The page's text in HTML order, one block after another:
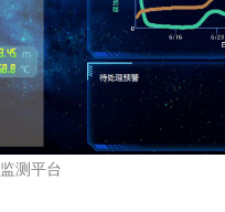
测平台